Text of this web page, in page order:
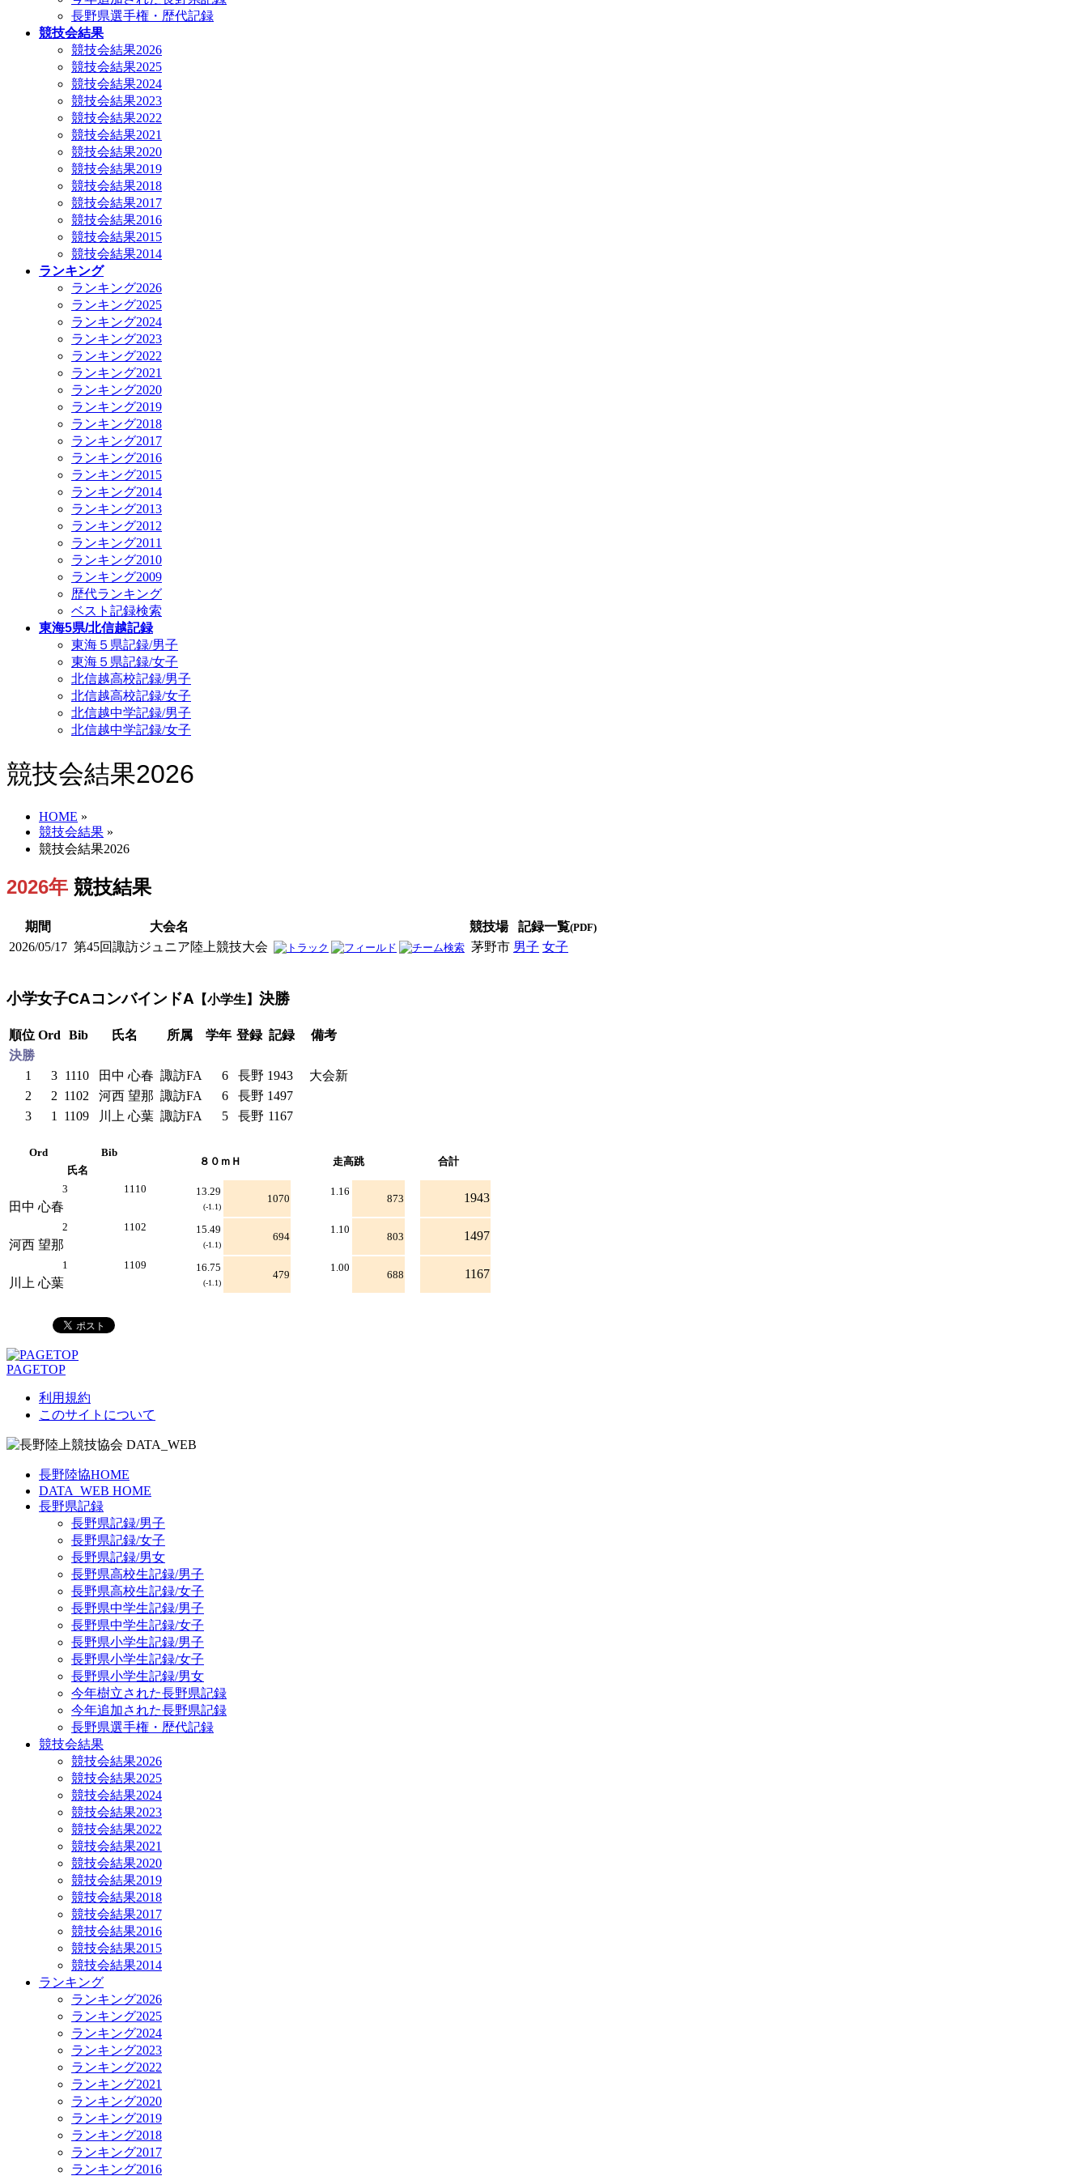
長野県選手権・歴代記録
競技会結果
競技会結果2026
競技会結果2025
競技会結果2024
競技会結果2023
競技会結果2022
競技会結果2021
競技会結果2020
競技会結果2019
競技会結果2018
競技会結果2017
競技会結果2016
競技会結果2015
競技会結果2014
ランキング
ランキング2026
ランキング2025
ランキング2024
ランキング2023
ランキング2022
ランキング2021
ランキング2020
ランキング2019
ランキング2018
ランキング2017
ランキング2016
ランキング2015
ランキング2014
ランキング2013
ランキング2012
ランキング2011
ランキング2010
ランキング2009
歴代ランキング
ベスト記録検索
東海5県/北信越記録
東海５県記録/男子
東海５県記録/女子
北信越高校記録/男子
北信越高校記録/女子
北信越中学記録/男子
北信越中学記録/女子
競技会結果2026
HOME »
競技会結果 »
競技会結果2026
2026年 競技結果
期間 大会名 競技場 記録一覧(PDF)
2026/05/17 第45回諏訪ジュニア陸上競技大会 茅野市 男子 女子
小学女子CAコンバインドA 【小学生】 決勝
順位 Ord Bib 氏名 所属 学年 登録 記録
備考
決勝
1
3 1110 田中 心春 諏訪FA 6 長野 1943
大会新
2
2 1102 河西 望那 諏訪FA 6 長野 1497
3
1 1109 川上 心葉 諏訪FA 5 長野 1167
Ord Bib
８０ｍＨ 走高跳 合計
氏名
3
1110 13.29
(-1.1)
1070
1.16
873 1943
田中 心春
2 1102 15.49
(-1.1)
694
1.10
803 1497
河西 望那
1 1109 16.75
(-1.1)
479
1.00
688 1167
川上 心葉
PAGETOP
利用規約
このサイトについて
長野陸協HOME
DATA_WEB HOME
長野県記録
長野県記録/男子
長野県記録/女子
長野県記録/男女
長野県高校生記録/男子
長野県高校生記録/女子
長野県中学生記録/男子
長野県中学生記録/女子
長野県小学生記録/男子
長野県小学生記録/女子
長野県小学生記録/男女
今年樹立された長野県記録
今年追加された長野県記録
長野県選手権・歴代記録
競技会結果
競技会結果2026
競技会結果2025
競技会結果2024
競技会結果2023
競技会結果2022
競技会結果2021
競技会結果2020
競技会結果2019
競技会結果2018
競技会結果2017
競技会結果2016
競技会結果2015
競技会結果2014
ランキング
ランキング2026
ランキング2025
ランキング2024
ランキング2023
ランキング2022
ランキング2021
ランキング2020
ランキング2019
ランキング2018
ランキング2017
ランキング2016